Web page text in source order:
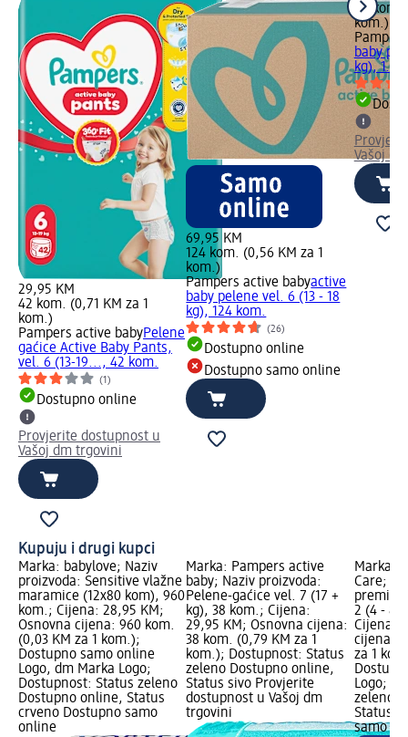
29,95 KM
42 kom. (0,71 KM za 1
kom.)
Pampers active babyPelene
gaćice Active Baby Pants,
vel. 6 (13-19..., 42 kom.
(1)
Dostupno online
Provjerite dostupnost u
Vašoj dm trgovini
69,95 KM
124 kom. (0,56 KM za 1
kom.)
Pampers active babyactive
baby pelene vel. 6 (13 - 18
kg), 124 kom.
(26)
Dostupno online
Dostupno samo online
48 kom.
kom.)
baby
kg),
Vašoj
Kupuju i drugi kupci
Marka: babylove; Naziv
proizvoda: Sensitive vlažne
maramice (12x80 kom), 960
kom.; Cijena: 28,95 KM;
Osnovna cijena: 960 kom.
(0,03 KM za 1 kom.);
Dostupno samo online
Logo, dm Marka Logo;
Dostupnost: Status zeleno
Dostupno online, Status
crveno Dostupno samo
online
Marka: Pampers active
baby; Naziv proizvoda:
Pelene-gaćice vel. 7 (17 +
kg), 38 kom.; Cijena:
29,95 KM; Osnovna cijena:
38 kom. (0,79 KM za 1
kom.); Dostupnost: Status
zeleno Dostupno online,
Status sivo Provjerite
dostupnost u Vašoj dm
trgovini
Marka:
Care;
2 (4 - 8
Cijena:
cijena:
za 1
Logo;
zeleno
Status
samo